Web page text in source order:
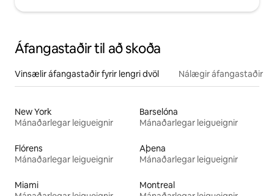
Áfangastaðir til að skoða
Vinsælir áfangastaðir fyrir lengri dvöl Nálægir áfangastaðir
New York
Mánaðarlegar leigueignir
Barselóna
Mánaðarlegar leigueignir
Flórens
Mánaðarlegar leigueignir
Aþena
Mánaðarlegar leigueignir
Miami
Montreal